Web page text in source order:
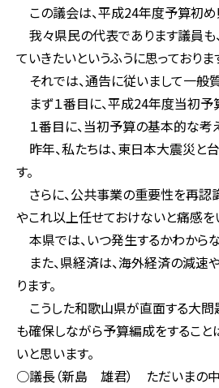
この議会は、平成24年度予算初め
我々県民の代表であります議員も
ていきたいというふうに思っており
それでは、通告に従いまして一般
まず１番目に、平成24年度当初予
１番目に、当初予算の基本的な考
昨年、私たちは、東日本大震災と
す。
さらに、公共事業の重要性を再認
やこれ以上任せておけないと痛感を
本県では、いつ発生するかわから
また、県経済は、海外経済の減速
ります。
こうした和歌山県が直面する大問
も確保しながら予算編成をすること
いと思います。
○議長（新島 雄君） ただいまの中